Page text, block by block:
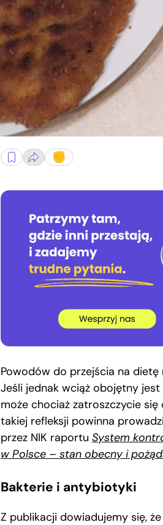
Powodów do przejścia na dietę
Jeśli jednak wciąż obojętny
może chociaż zatroszczycie się
takiej refleksji powinna
przez NIK raportu System
w Polsce – stan obecny i
Bakterie i antybiotyki
Z publikacji dowiadujemy się,